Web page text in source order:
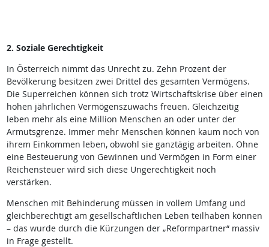
2. Soziale Gerechtigkeit
In Österreich nimmt das Unrecht zu. Zehn Prozent der
Bevölkerung besitzen zwei Drittel des gesamten Vermögens.
Die Superreichen können sich trotz Wirtschaftskrise über einen
hohen jährlichen Vermögenszuwachs freuen. Gleichzeitig
leben mehr als eine Million Menschen an oder unter der
Armutsgrenze. Immer mehr Menschen können kaum noch von
ihrem Einkommen leben, obwohl sie ganztägig arbeiten. Ohne
eine Besteuerung von Gewinnen und Vermögen in Form einer
Reichensteuer wird sich diese Ungerechtigkeit noch
verstärken.
Menschen mit Behinderung müssen in vollem Umfang und
gleichberechtigt am gesellschaftlichen Leben teilhaben können
– das wurde durch die Kürzungen der „Reformpartner“ massiv
in Frage gestellt.